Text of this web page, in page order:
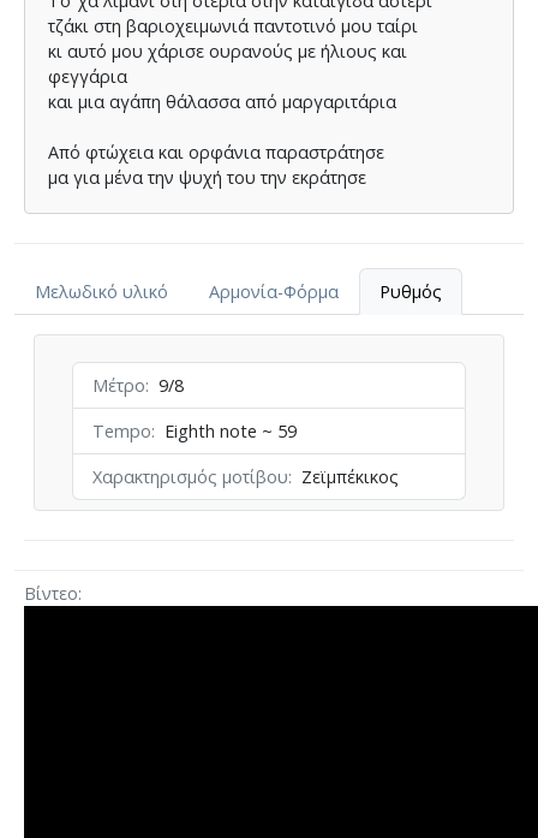
τζάκι στη βαριοχειµωνιά παντοτινό µου ταίρι
κι αυτό µου χάρισε ουρανούς µε ήλιους και
φεγγάρια
και µια αγάπη θάλασσα από µαργαριτάρια
Από φτώχεια και ορφάνια παραστράτησε
µα για µένα την ψυχή του την εκράτησε
Μελωδικό υλικό Αρμονία-Φόρμα Ρυθμός
Μέτρο
9/8
Tempo
Eighth note ~ 59
Χαρακτηρισμός μοτίβου
Ζεϊμπέκικος
Βίντεο